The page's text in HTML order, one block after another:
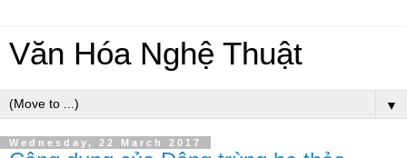
Văn Hóa Nghệ Thuật
▼
Wednesday, 22 March 2017